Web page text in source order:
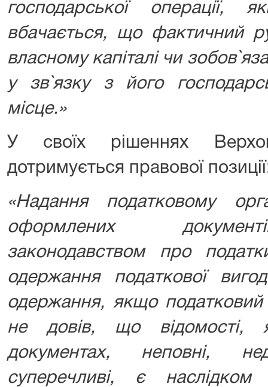
господарської
вбачається, що фактичний
власному капіталі чи
у зв`язку з його
місце.»
У своїх рішеннях
дотримується правової
«Надання податковому
оформлених
законодавством про
одержання податкової
одержання, якщо
не довів, що відомості,
документах, неповні,
суперечливі, є наслідком